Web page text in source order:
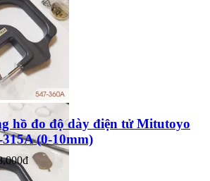
hồ đo độ dày điện tử Mitutoyo
315A (0-10mm)